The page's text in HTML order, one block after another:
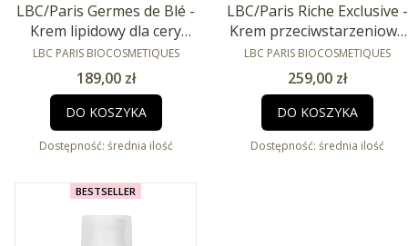
LBC/Paris Germes de Blé -
Krem lipidowy dla cery
suchej 50ml
PRODUCENT
LBC PARIS BIOCOSMETIQUES
Cena
189,00 zł
DO KOSZYKA
Dostępność: średnia ilość
LBC/Paris Riche Exclusive -
Krem przeciwstarzeniowy
50ml
PRODUCENT
LBC PARIS BIOCOSMETIQUES
Cena
259,00 zł
DO KOSZYKA
Dostępność: średnia ilość
BESTSELLER